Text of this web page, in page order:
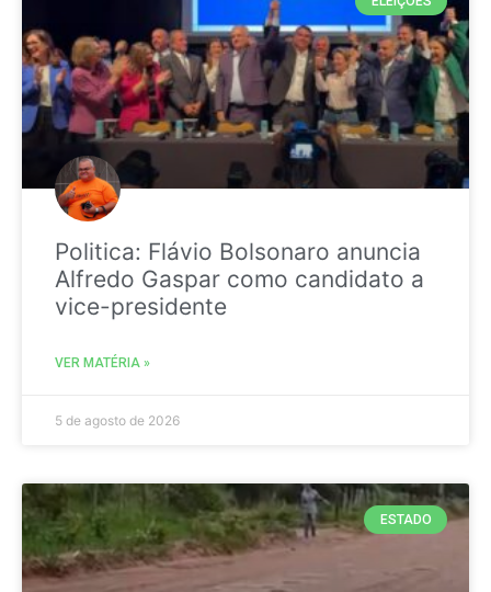
Politica: Flávio Bolsonaro anuncia
Alfredo Gaspar como candidato a
vice-presidente
VER MATÉRIA »
5 de agosto de 2026
ESTADO